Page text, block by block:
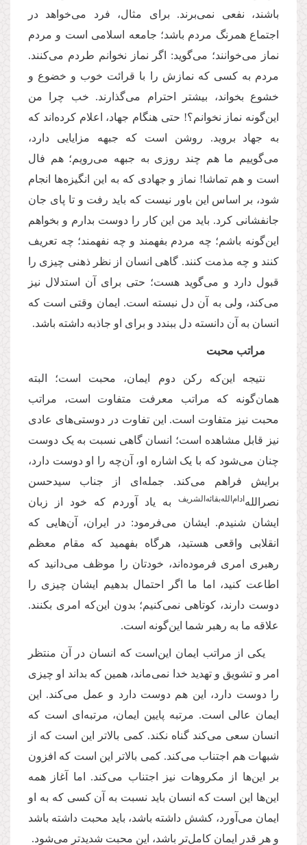
باشند، نفعی نمی‌برند. برای مثال، فرد می‌خواهد در
اجتماع همرنگ مردم باشد؛ جامعه اسلامی است و مردم
نماز می‌خوانند؛ می‌گوید: اگر نماز نخوانم طردم می‌کنند.
مردم به کسی که نمازش را با قرائت خوب و خضوع و
خشوع بخواند، بیشتر احترام می‌گذارند. خب چرا من
این‌گونه نماز نخوانم؟! حتی هنگام جهاد، اعلام کرده‌اند که
به جهاد بروید. روشن است که جبهه مزایایی دارد،
می‌گوییم ما هم چند روزی به جبهه می‌رویم؛ هم فال
است و هم تماشا! نماز و جهادی که به این انگیزه‌ها انجام
شود، بر اساس این باور نیست که باید رفت و تا پای جان
جانفشانی کرد. باید من این کار را دوست بدارم و بخواهم
این‌گونه باشم؛ چه مردم بفهمند و چه نفهمند؛ چه تعریف
کنند و چه مذمت کنند. گاهی انسان از نظر ذهنی چیزی را
قبول دارد و می‌گوید هست؛ حتی برای آن استدلال نیز
می‌کند، ولی به آن دل نبسته است. ایمان وقتی است که
انسان به آن دانسته دل ببندد و برای او جاذبه داشته باشد.
مراتب محبت
نتیجه این‌که رکن دوم ایمان، محبت است؛ البته
همان‌گونه که مراتب معرفت متفاوت است، مراتب
محبت نیز متفاوت است. این تفاوت در دوستی‌های عادی
نیز قابل مشاهده است؛ انسان گاهی نسبت به یک دوست
چنان می‌شود که با یک اشاره او، آن‌چه را او دوست دارد،
برایش فراهم می‌کند. جمله‌ای از جناب سیدحسن
نصرالله‌ ادام‌الله‌بقائه‌الشریف
به یاد آوردم که خود از زبان
ایشان شنیدم. ایشان می‌فرمود: در ایران، آن‌هایی که
انقلابی واقعی هستید، هرگاه بفهمید که مقام معظم
رهبری امری فرموده‌اند، خودتان را موظف می‌دانید که
اطاعت کنید، اما ما اگر احتمال بدهیم ایشان چیزی را
دوست دارند، کوتاهی نمی‌کنیم؛ بدون این‌که امری بکنند.
علاقه‌ ما به رهبر شما این‌گونه است.
یکی از مراتب ایمان این‌است که انسان در آن منتظر
امر و تشویق و تهدید خدا نمی‌ماند، همین که بداند او چیزی
را دوست دارد، این هم دوست دارد و عمل می‌کند. این
ایمان عالی است. مرتبه پایین ایمان، مرتبه‌ای است که
انسان سعی می‌کند گناه نکند. کمی بالاتر این است که از
شبهات هم اجتناب می‌کند. کمی بالاتر این است که افزون
بر این‌ها از مکروهات نیز اجتناب می‌کند. اما آغاز همه
این‌ها این است که انسان باید نسبت به آن کسی که به او
ایمان می‌آورد، کشش داشته باشد، باید محبت داشته باشد
و هر قدر ایمان کامل‌تر باشد، این محبت شدیدتر می‌شود.